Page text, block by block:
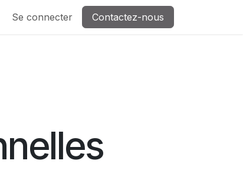
Se connecter Contactez-nous